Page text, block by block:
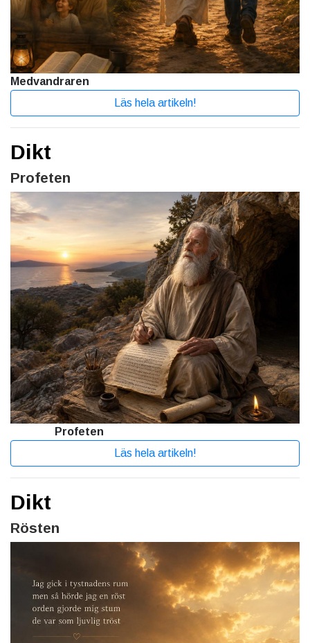
Medvandraren
Läs hela artikeln!
Dikt
Profeten
Profeten
Läs hela artikeln!
Dikt
Rösten